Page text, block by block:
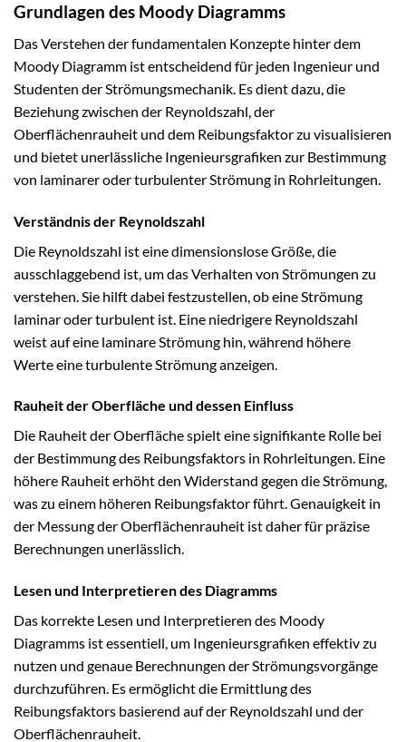
Grundlagen des Moody Diagramms
Das Verstehen der fundamentalen Konzepte hinter dem
Moody Diagramm ist entscheidend für jeden Ingenieur und
Studenten der Strömungsmechanik. Es dient dazu, die
Beziehung zwischen der Reynoldszahl, der
Oberflächenrauheit und dem Reibungsfaktor zu visualisieren
und bietet unerlässliche Ingenieursgrafiken zur Bestimmung
von laminarer oder turbulenter Strömung in Rohrleitungen.
Verständnis der Reynoldszahl
Die Reynoldszahl ist eine dimensionslose Größe, die
ausschlaggebend ist, um das Verhalten von Strömungen zu
verstehen. Sie hilft dabei festzustellen, ob eine Strömung
laminar oder turbulent ist. Eine niedrigere Reynoldszahl
weist auf eine laminare Strömung hin, während höhere
Werte eine turbulente Strömung anzeigen.
Rauheit der Oberfläche und dessen Einfluss
Die Rauheit der Oberfläche spielt eine signifikante Rolle bei
der Bestimmung des Reibungsfaktors in Rohrleitungen. Eine
höhere Rauheit erhöht den Widerstand gegen die Strömung,
was zu einem höheren Reibungsfaktor führt. Genauigkeit in
der Messung der Oberflächenrauheit ist daher für präzise
Berechnungen unerlässlich.
Lesen und Interpretieren des Diagramms
Das korrekte Lesen und Interpretieren des Moody
Diagramms ist essentiell, um Ingenieursgrafiken effektiv zu
nutzen und genaue Berechnungen der Strömungsvorgänge
durchzuführen. Es ermöglicht die Ermittlung des
Reibungsfaktors basierend auf der Reynoldszahl und der
Oberflächenrauheit.